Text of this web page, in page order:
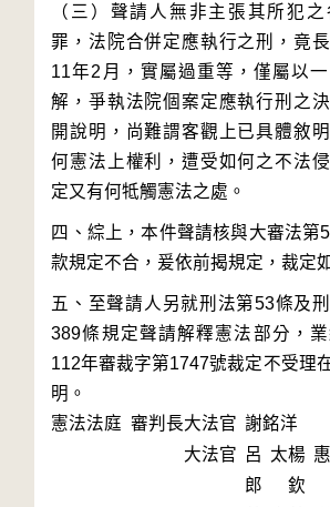
（三）聲請人無非主張其所犯
罪，法院合併定應執行之刑，竟
11年2月，實屬過重等，僅屬以
解，爭執法院個案定應執行刑之
開說明，尚難謂客觀上已具體敘
何憲法上權利，遭受如何之不法
四、綜上，本件聲請核與大審法第
五、至聲請人另就刑法第53條及
389條規定聲請解釋憲法部分，
112年審裁字第1747號裁定不受理
明。
憲法法庭 審判長大法官 謝銘洋
大法官 呂太
郎
楊惠
欽